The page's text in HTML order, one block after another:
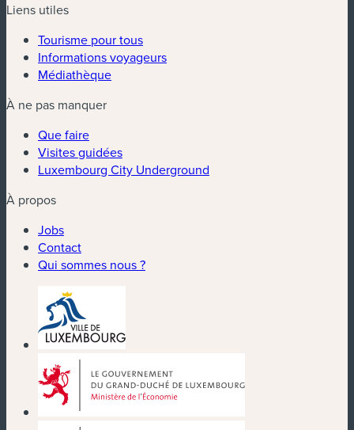
Liens utiles
Tourisme pour tous
Informations voyageurs
Médiathèque
À ne pas manquer
Que faire
Visites guidées
Luxembourg City Underground
À propos
Jobs
Contact
Qui sommes nous ?